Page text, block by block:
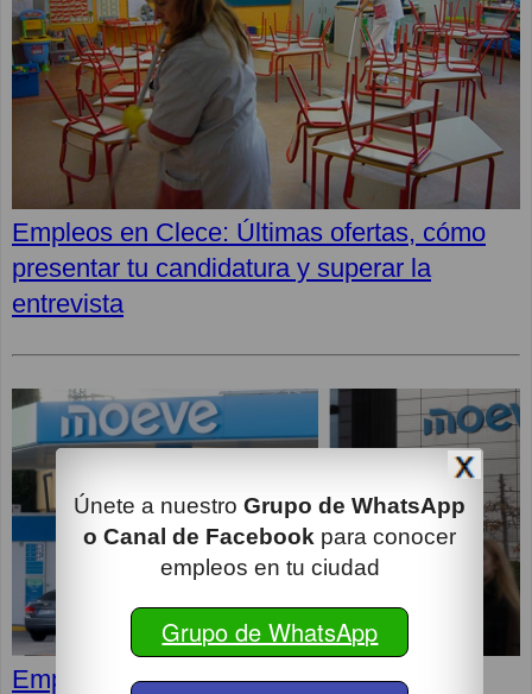
Únete a nuestro Grupo de WhatsApp
o Canal de Facebook para conocer
empleos en tu ciudad
Grupo de WhatsApp
Empleos en Clece: Últimas ofertas, cómo
presentar tu candidatura y superar la
entrevista
Empleos en MOEVE: Últimas vacantes,